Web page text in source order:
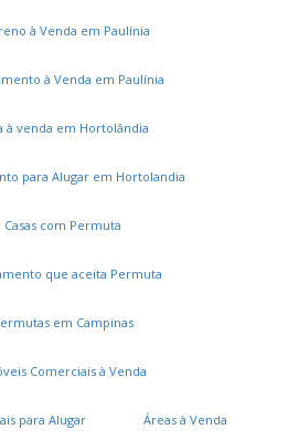
à Venda em Paulínia
à Venda em Paulínia
à venda em Hortolândia
para Alugar em Hortolandia
Casas com Permuta
que aceita Permuta
em Campinas
Comerciais à Venda
para Alugar Áreas à Venda